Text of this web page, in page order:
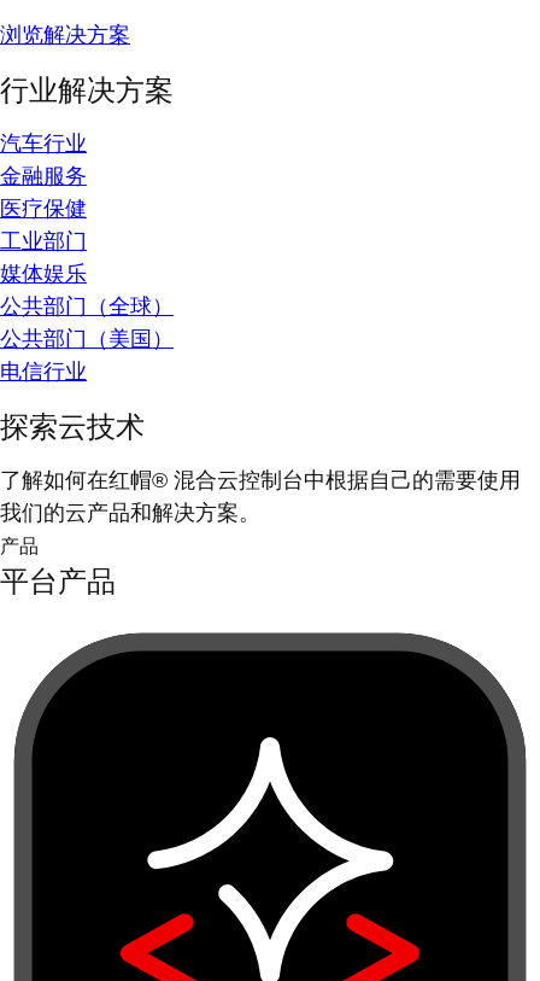
浏览解决方案
行业解决方案
汽车行业
金融服务
医疗保健
工业部门
媒体娱乐
公共部门（全球）
公共部门（美国）
电信行业
探索云技术
了解如何在红帽® 混合云控制台中根据自己的需要使用
我们的云产品和解决方案。
产品
平台产品